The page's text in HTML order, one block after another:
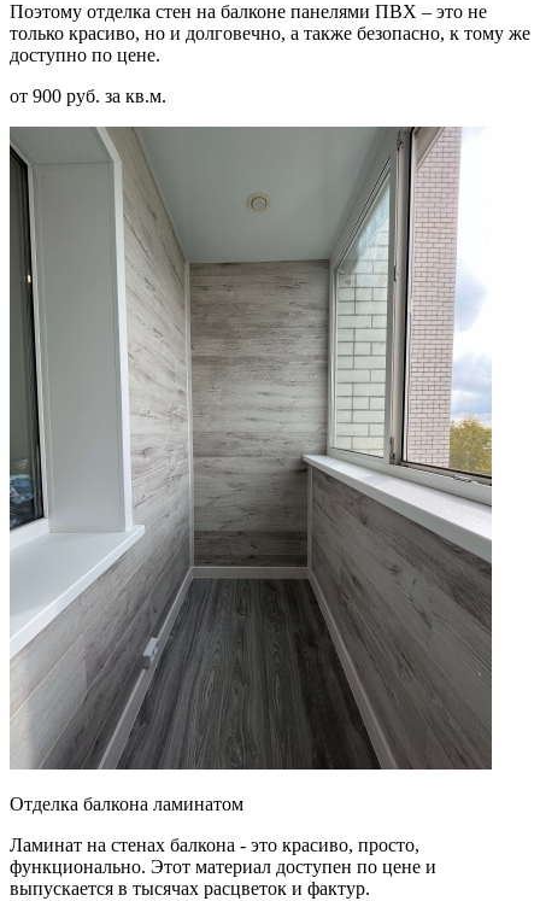
Поэтому отделка стен на балконе панелями ПВХ – это не
только красиво, но и долговечно, а также безопасно, к тому же
доступно по цене.
от 900 руб. за кв.м.
Отделка балкона ламинатом
Ламинат на стенах балкона - это красиво, просто,
функционально. Этот материал доступен по цене и
выпускается в тысячах расцветок и фактур.